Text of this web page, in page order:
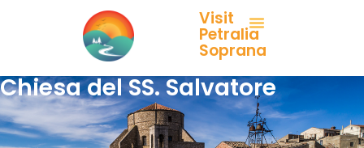
Visit
Petralia
Soprana
Chiesa del SS. Salvatore